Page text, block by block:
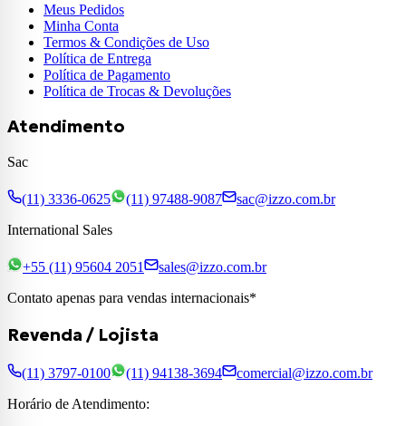
Meus Pedidos
Minha Conta
Termos & Condições de Uso
Política de Entrega
Política de Pagamento
Política de Trocas & Devoluções
Atendimento
Sac
(11) 3336-0625 (11) 97488-9087
sac@izzo.com.br
International Sales
+55 (11) 95604 2051
sales@izzo.com.br
Contato apenas para vendas internacionais*
Revenda / Lojista
(11) 3797-0100 (11) 94138-3694
comercial@izzo.com.br
Horário de Atendimento: